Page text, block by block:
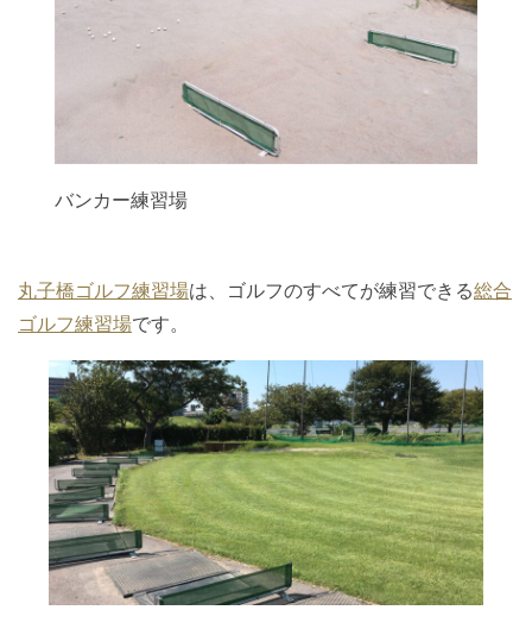
バンカー練習場
丸子橋ゴルフ練習場は、ゴルフのすべてが練習できる総合
ゴルフ練習場です。